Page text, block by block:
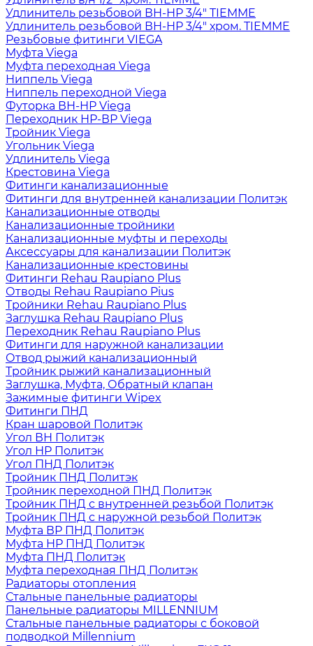
Удлинитель резьбовой ВН-НР 3/4" TIEMME
Удлинитель резьбовой ВН-НР 3/4" хром. TIEMME
Резьбовые фитинги VIEGA
Муфта Viega
Муфта переходная Viega
Ниппель Viega
Ниппель переходной Viega
Футорка ВН-НР Viega
Переходник НР-ВР Viega
Тройник Viega
Угольник Viega
Удлинитель Viega
Крестовина Viega
Фитинги канализационные
Фитинги для внутренней канализации Политэк
Канализационные отводы
Канализационные тройники
Канализационные муфты и переходы
Аксессуары для канализации Политэк
Канализационные крестовины
Фитинги Rehau Raupiano Plus
Отводы Rehau Raupiano Pius
Тройники Rehau Raupiano Plus
Заглушка Rehau Raupiano Plus
Переходник Rehau Raupiano Plus
Фитинги для наружной канализации
Отвод рыжий канализационный
Тройник рыжий канализационный
Заглушка, Муфта, Обратный клапан
Зажимные фитинги Wipex
Фитинги ПНД
Кран шаровой Политэк
Угол ВН Политэк
Угол НР Политэк
Угол ПНД Политэк
Тройник ПНД Политэк
Тройник переходной ПНД Политэк
Тройник ПНД с внутренней резьбой Политэк
Тройник ПНД с наружной резьбой Политэк
Муфта ВР ПНД Политэк
Муфта НР ПНД Политэк
Муфта ПНД Политэк
Муфта переходная ПНД Политэк
Радиаторы отопления
Стальные панельные радиаторы
Панельные радиаторы MILLENNIUM
Стальные панельные радиаторы с боковой
подводкой Millennium